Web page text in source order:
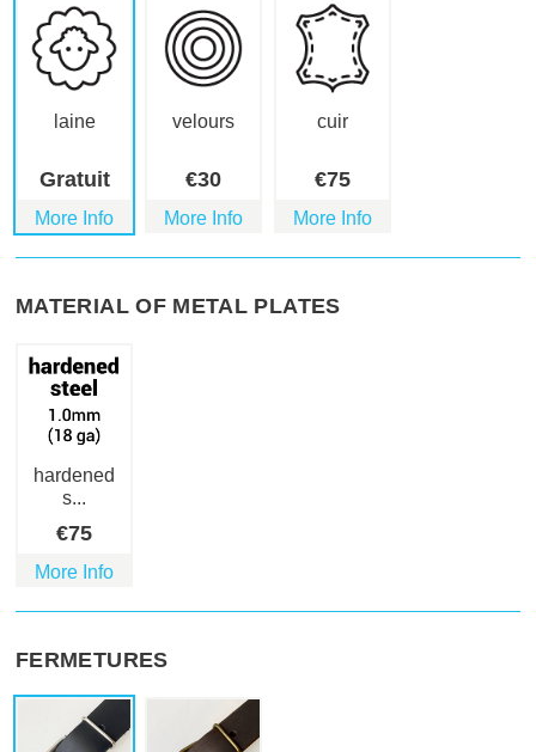
laine
Gratuit
More Info
velours
€30
More Info
cuir
€75
More Info
MATERIAL OF METAL PLATES
hardened
s...
€75
More Info
FERMETURES